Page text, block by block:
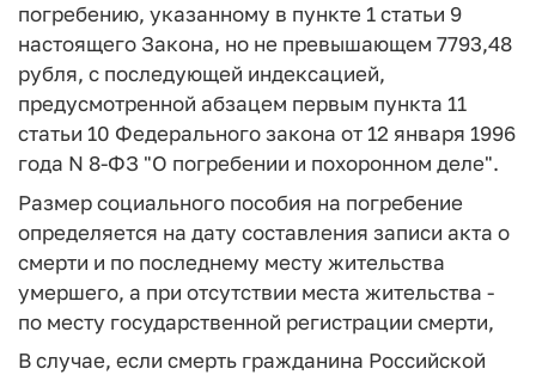
погребению, указанному в пункте 1 статьи 9
настоящего Закона, но не превышающем 7793,48
рубля, с последующей индексацией,
предусмотренной абзацем первым пункта 11
статьи 10 Федерального закона от 12 января 1996
года N 8-ФЗ "О погребении и похоронном деле".
Размер социального пособия на погребение
определяется на дату составления записи акта о
смерти и по последнему месту жительства
умершего, а при отсутствии места жительства -
по месту государственной регистрации смерти,
В случае, если смерть гражданина Российской